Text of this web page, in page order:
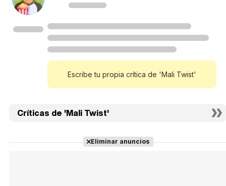
Escribe tu propia crítica de 'Mali Twist'
Críticas de 'Mali Twist'
Eliminar anuncios